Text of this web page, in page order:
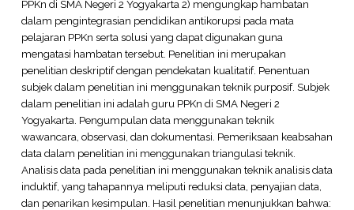
PPKn di SMA Negeri 2 Yogyakarta 2) mengungkap hambatan
dalam pengintegrasian pendidikan antikorupsi pada mata
pelajaran PPKn serta solusi yang dapat digunakan guna
mengatasi hambatan tersebut. Penelitian ini merupakan
penelitian deskriptif dengan pendekatan kualitatif. Penentuan
subjek dalam penelitian ini menggunakan teknik purposif. Subjek
dalam penelitian ini adalah guru PPKn di SMA Negeri 2
Yogyakarta. Pengumpulan data menggunakan teknik
wawancara, observasi, dan dokumentasi. Pemeriksaan keabsahan
data dalam penelitian ini menggunakan triangulasi teknik.
Analisis data pada penelitian ini menggunakan teknik analisis data
induktif, yang tahapannya meliputi reduksi data, penyajian data,
dan penarikan kesimpulan. Hasil penelitian menunjukkan bahwa: